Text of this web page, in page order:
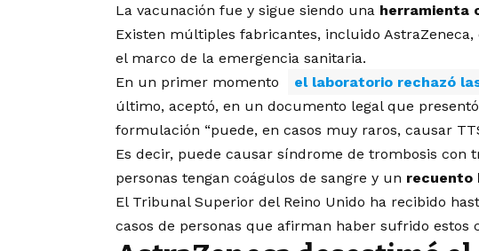
La vacunación fue y sigue siendo una herramienta
Existen múltiples fabricantes, incluido
el marco de la emergencia sanitaria.
En un primer momento
el laboratorio rechazó
último, aceptó, en un documento legal que
formulación “puede, en casos muy raros, causar
Es decir, puede causar síndrome de trombosis con
personas tengan coágulos de sangre y un recuento
El Tribunal Superior del Reino Unido ha recibido
casos de personas que afirman haber sufrido estos